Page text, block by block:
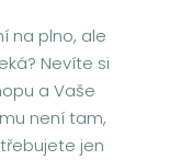
na plno, ale
Nevíte si
a Vaše
není tam,
jen